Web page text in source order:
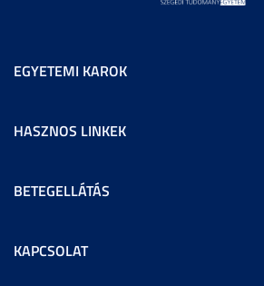
EGYETEMI KAROK
HASZNOS LINKEK
BETEGELLÁTÁS
KAPCSOLAT